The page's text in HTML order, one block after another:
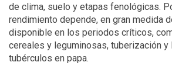
de clima, suelo y etapas fenológicas.
rendimiento depende, en gran medida
disponible en los periodos críticos,
cereales y leguminosas, tuberización y
tubérculos en papa.